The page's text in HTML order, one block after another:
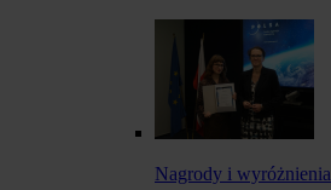
Nagrody i wyróżnienia